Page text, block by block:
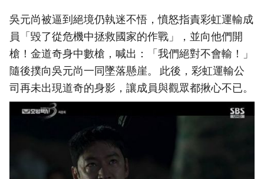
吳元尚被逼到絕境仍執迷不悟，憤怒指責彩虹運輸成
員「毀了從危機中拯救國家的作戰」，並向他們開
槍！金道奇身中數槍，喊出：「我們絕對不會輸！」
隨後撲向吳元尚一同墜落懸崖。 此後，彩虹運輸公
司再未出現道奇的身影，讓成員與觀眾都揪心不已。